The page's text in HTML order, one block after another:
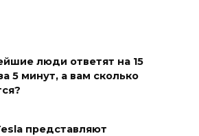
люди ответят на 15
5 минут, а вам сколько
представляют